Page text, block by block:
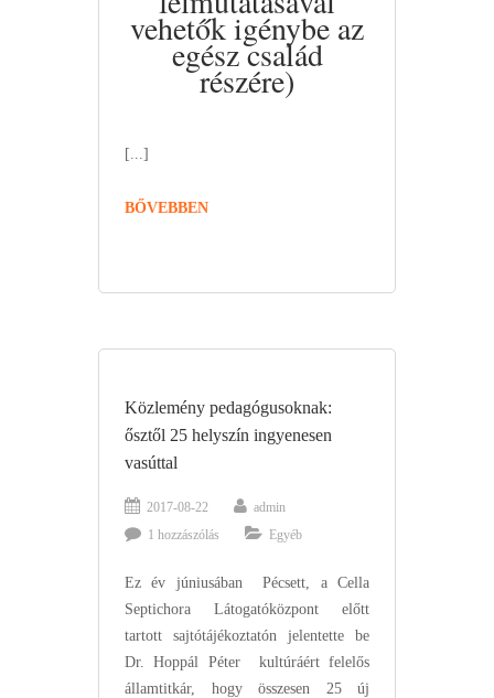
vehetők igénybe az
egész család
részére)
[...]
BŐVEBBEN
Közlemény pedagógusoknak:
ősztől 25 helyszín ingyenesen
vasúttal
2017-08-22
admin
1 hozzászólás
Egyéb
Ez év júniusában Pécsett, a Cella
Septichora Látogatóközpont előtt
tartott sajtótájékoztatón jelentette be
Dr. Hoppál Péter kultúráért felelős
államtitkár, hogy összesen 25 új